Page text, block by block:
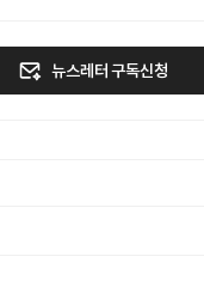
뉴스레터 구독신청